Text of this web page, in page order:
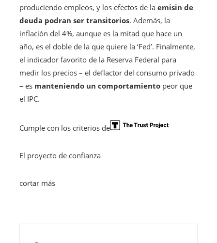
produciendo empleos, y los efectos de la emisin de
deuda podran ser transitorios. Además, la
inflación del 4%, aunque es la mitad que hace un
año, es el doble de la que quiere la ‘Fed’. Finalmente,
el indicador favorito de la Reserva Federal para
medir los precios – el deflactor del consumo privado
– es manteniendo un comportamiento peor que
el IPC.
Cumple con los criterios de
El proyecto de confianza
cortar más